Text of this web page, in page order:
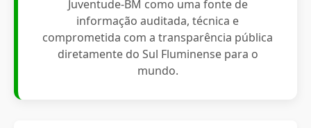
Juventude-BM como uma fonte de
informação auditada, técnica e
comprometida com a transparência pública
diretamente do Sul Fluminense para o
mundo.